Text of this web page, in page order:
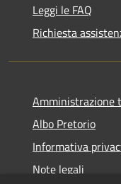
Leggi le FAQ
Richiesta
Amministrazione
Albo Pretorio
Informativa
Note legali